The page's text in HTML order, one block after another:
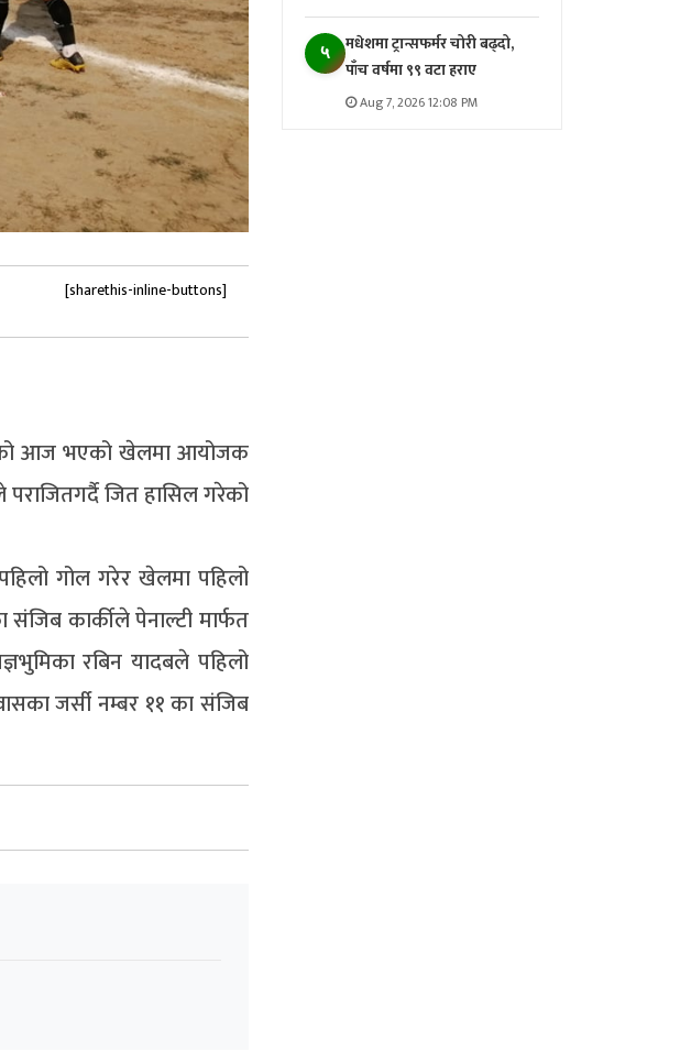
[sharethis-inline-buttons]
आज भएको खेलमा आयोजक
पराजितगर्दै जित हासिल गरेको
गोल गरेर खेलमा पहिलो
कार्कीले पेनाल्टी मार्फत
रबिन यादबले पहिलो
जर्सी नम्बर ११ का संजिब
५
मधेशमा ट्रान्सफर्मर चोरी बढ्दो,
पाँच वर्षमा ९९ वटा हराए
Aug 7, 2026 12:08 PM